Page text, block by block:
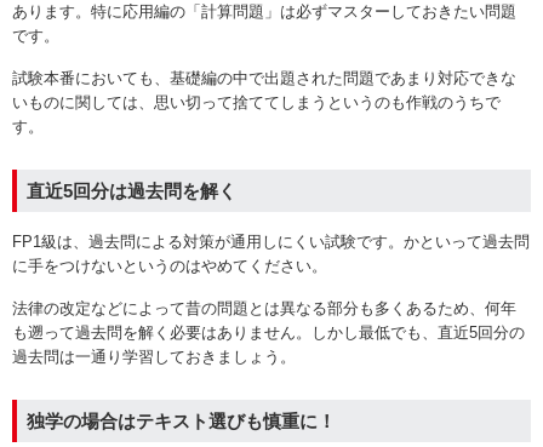
あります。特に応用編の「計算問題」は必ずマスターしておきたい問題
です。
試験本番においても、基礎編の中で出題された問題であまり対応できな
いものに関しては、思い切って捨ててしまうというのも作戦のうちで
す。
直近5回分は過去問を解く
FP1級は、過去問による対策が通用しにくい試験です。かといって過去問
に手をつけないというのはやめてください。
法律の改定などによって昔の問題とは異なる部分も多くあるため、何年
も遡って過去問を解く必要はありません。しかし最低でも、直近5回分の
過去問は一通り学習しておきましょう。
独学の場合はテキスト選びも慎重に！